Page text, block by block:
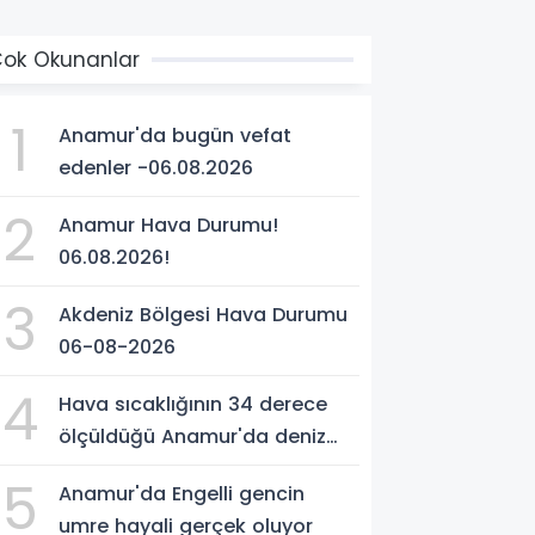
Okunanlar
1
Anamur'da bugün vefat
edenler -06.08.2026
2
Anamur Hava Durumu!
06.08.2026!
3
Akdeniz Bölgesi Hava Durumu
06-08-2026
4
Hava sıcaklığının 34 derece
ölçüldüğü Anamur'da deniz
gördü
5
Anamur'da Engelli gencin
umre hayali gerçek oluyor